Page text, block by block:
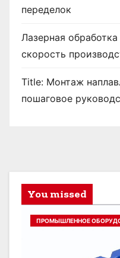
переделок
Лазерная
скорость
Title: Монтаж
пошаговое
You missed
ПРОМЫШЛЕННОЕ